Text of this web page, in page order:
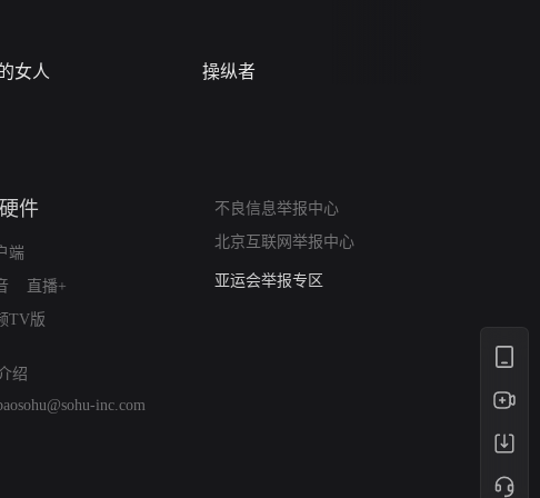
女人 操纵者
件
端
直播+
TV版
不良信息举报中心
北京互联网举报中心
算法推荐专项举报
亚运会举报专区
绍
inc.com